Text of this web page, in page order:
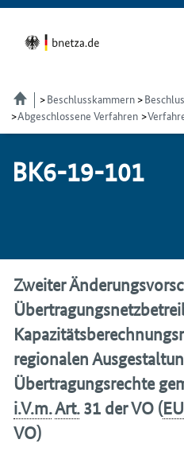
Beschlusskammern
Abgeschlossene Verfahren
BK6-19-101
Zweiter
regionalen
Übertragungsrechte
i.V.m.Art.31 der VO (EU
VO)